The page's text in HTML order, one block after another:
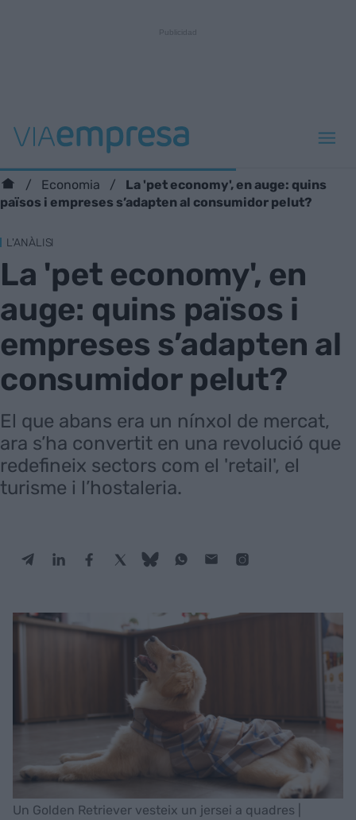
Economia
La 'pet economy', en auge: quins
països i empreses s’adapten al consumidor pelut?
L'ANÀLISI
La 'pet economy', en
auge: quins països i
empreses s’adapten al
consumidor pelut?
El que abans era un nínxol de mercat,
ara s’ha convertit en una revolució que
redefineix sectors com el 'retail', el
turisme i l’hostaleria.
Un Golden Retriever vesteix un jersei a quadres |